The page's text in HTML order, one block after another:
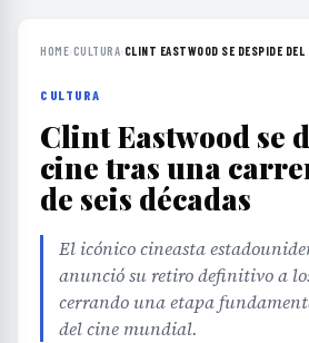
HOME›CULTURA› CLINT EASTWOOD SE DESPIDE
CULTURA
Clint Eastwood se
cine tras una
de seis décadas
El icónico cineasta
anunció su retiro definitivo a
cerrando una etapa
del cine mundial.